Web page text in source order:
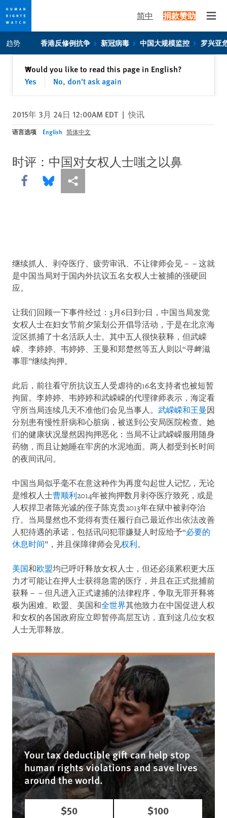
Skip
to
privacy
Skip
to
content
简中 捐款赞助
趋势 香港反修例抗争 新冠病毒 中国大规模监控 罗兴亚
Would you like to read this page in English?
Yes
No, don't ask again
✕关闭
2015年 3月 24日 12:00AM EDT | 快讯
语言选项 English 简体中文
时评：中国对女权人士嗤之以鼻
Share this via Facebook
Share this via Bluesky
More sharing options
继续抓人、剥夺医疗、疲劳审讯、不让律师会见－－这就
是中国当局对于国内外抗议五名女权人士被捕的强硬回
应。
让我们回顾一下事件经过：3月6日到7日，中国当局发觉
女权人士在妇女节前夕策划公开倡导活动，于是在北京海
淀区抓捕了十名活跃人士。其中五人很快获释，但武嵘
嵘、李婷婷、韦婷婷、王曼和郑楚然等五人则以“寻衅滋
事罪”继续拘押。
此后，前往看守所抗议五人受虐待的16名支持者也被短暂
拘留。李婷婷、韦婷婷和武嵘嵘的代理律师表示，海淀看
守所当局连续几天不准他们会见当事人。 武嵘嵘和王曼因
分别患有慢性肝病和心脏病，被送到公安局医院检查。她
们的健康状况显然因拘押恶化：当局不让武嵘嵘服用随身
药物，而且让她睡在牢房的水泥地面。两人都受到长时间
的夜间讯问。
中国当局似乎毫不在意这种作为再度勾起世人记忆，无论
是维权人士曹顺利2014年被拘押数月剥夺医疗致死，或是
人权捍卫者陈光诚的侄子陈克贵2013年在狱中被剥夺治
疗。当局显然也不觉得有责任履行自己最近作出依法改善
人犯待遇的承诺，包括讯问犯罪嫌疑人时应给予“必要的
休息时间”，并且保障律师会见权利。
美国和欧盟均已呼吁释放女权人士，但还必须累积更大压
力才可能让在押人士获得急需的医疗，并且在正式批捕前
获释－－但凡进入正式逮捕的法律程序，争取无罪开释将
极为困难。欧盟、美国和全世界其他致力在中国促进人权
和女权的各国政府应立即暂停高层互访，直到这几位女权
人士无罪释放。
Your tax deductible gift can help stop
human rights violations and save lives
around the world.
$50
$100